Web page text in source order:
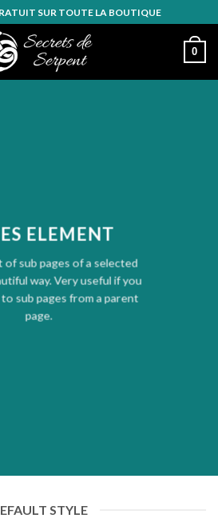
SUR TOUTE LA BOUTIQUE
0
ELEMENT
of sub pages of a selected
way. Very useful if you
sub pages from a parent
page.
STYLE